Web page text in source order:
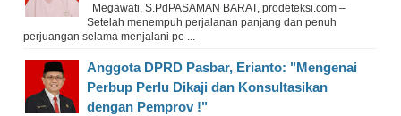
Megawati, S.PdPASAMAN BARAT, prodeteksi.com –
Setelah menempuh perjalanan panjang dan penuh
perjuangan selama menjalani pe ...
Anggota DPRD Pasbar, Erianto: "Mengenai
Perbup Perlu Dikaji dan Konsultasikan
dengan Pemprov !"